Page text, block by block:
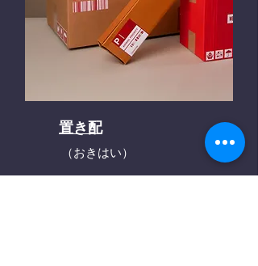
置き配
（おきはい）